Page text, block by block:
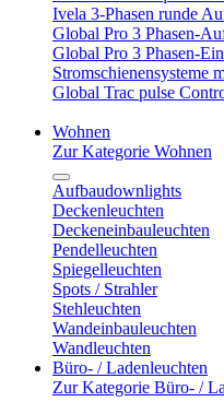
Ivela 3-Phasen runde
Global Pro 3 Phasen-
Global Pro 3 Phasen-
Stromschienensysteme
Global Trac pulse
Wohnen
Zur Kategorie Wohnen
Aufbaudownlights
Deckenleuchten
Deckeneinbauleuchten
Pendelleuchten
Spiegelleuchten
Spots / Strahler
Stehleuchten
Wandeinbauleuchten
Wandleuchten
Büro- / Ladenleuchten
Zur Kategorie Büro- /